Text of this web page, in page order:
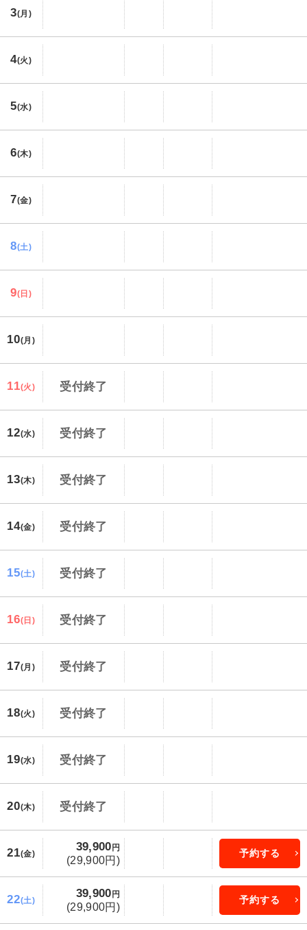
3(月)
4(火)
5(水)
6(木)
7(金)
8(土)
9(日)
10(月)
11(火) 受付終了
12(水) 受付終了
13(木) 受付終了
14(金) 受付終了
15(土) 受付終了
16(日) 受付終了
17(月) 受付終了
18(火) 受付終了
19(水) 受付終了
20(木) 受付終了
21(金)
39,900 円
(29,900円)
予約する
22(土)
39,900 円
(29,900円)
予約する